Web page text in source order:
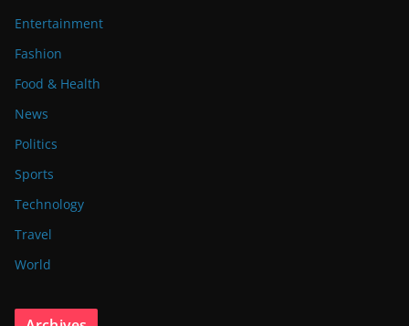
Entertainment
Fashion
Food & Health
News
Politics
Sports
Technology
Travel
World